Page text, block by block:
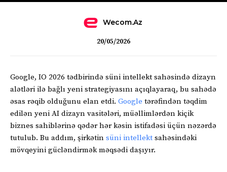
Wecom.az
20/05/2026
Google, IO 2026 tədbirində süni intellekt sahəsində dizayn
alətləri ilə bağlı yeni strategiyasını açıqlayaraq, bu sahədə
əsas rəqib olduğunu elan etdi. Google tərəfindən təqdim
edilən yeni AI dizayn vasitələri, müəllimlərdən kiçik
biznes sahiblərinə qədər hər kəsin istifadəsi üçün nəzərdə
tutulub. Bu addım, şirkətin süni intellekt sahəsindəki
mövqeyini gücləndirmək məqsədi daşıyır.